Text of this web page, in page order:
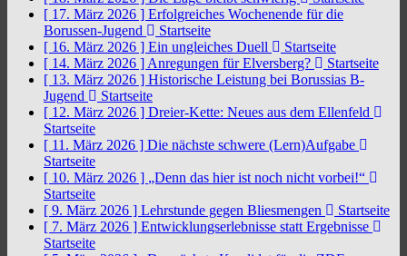
[ 17. März 2026 ] Erfolgreiches Wochenende für die
Borussen-Jugend
Startseite
[ 16. März 2026 ] Ein ungleiches Duell
Startseite
[ 14. März 2026 ] Anregungen für Elversberg?
Startseite
[ 13. März 2026 ] Historische Leistung bei Borussias B-
Jugend
Startseite
[ 12. März 2026 ] Dreier-Kette: Neues aus dem Ellenfeld
Startseite
[ 11. März 2026 ] Die nächste schwere (Lern)Aufgabe
Startseite
[ 10. März 2026 ] „Denn das hier ist noch nicht vorbei!“
Startseite
[ 9. März 2026 ] Lehrstunde gegen Bliesmengen
Startseite
[ 7. März 2026 ] Entwicklungserlebnisse statt Ergebnisse
Startseite